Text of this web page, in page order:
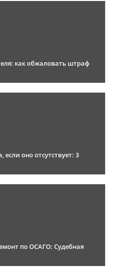
как обжаловать штраф
если оно отсутствует: 3
по ОСАГО: Судебная